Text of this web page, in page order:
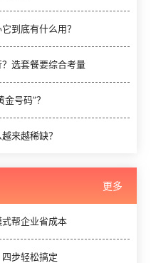
到底有什么用？
选套餐要综合考量
号码”？
来越稀缺？
更多
帮企业省成本
步轻松搞定